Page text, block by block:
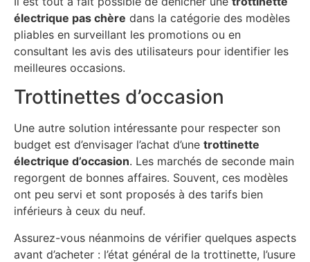
électrique pas chère dans la catégorie des modèles
pliables en surveillant les promotions ou en
consultant les avis des utilisateurs pour identifier les
meilleures occasions.
Trottinettes d’occasion
Une autre solution intéressante pour respecter son
budget est d’envisager l’achat d’une trottinette
électrique d’occasion. Les marchés de seconde main
regorgent de bonnes affaires. Souvent, ces modèles
ont peu servi et sont proposés à des tarifs bien
inférieurs à ceux du neuf.
Assurez-vous néanmoins de vérifier quelques aspects
avant d’acheter : l’état général de la trottinette, l’usure